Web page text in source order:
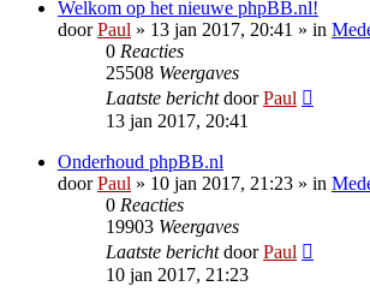
Welkom op het nieuwe phpBB.nl!
doorPaul » 13 jan 2017, 20:41 » in
0 Reacties
25508 Weergaves
Laatste berichtdoorPaul
13 jan 2017, 20:41
Onderhoud phpBB.nl
doorPaul » 10 jan 2017, 21:23 » in
0 Reacties
19903 Weergaves
Laatste berichtdoorPaul
10 jan 2017, 21:23